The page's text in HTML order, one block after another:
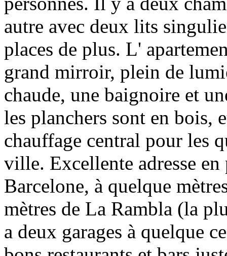
autre avec deux lits
places de plus. L'
grand mirroir, plein de
chaude, une baignoire et
les planchers sont en bois,
chauffage central pour les
ville. Excellente adresse
Barcelone, à quelque
mètres de La Rambla (la
a deux garages à quelque